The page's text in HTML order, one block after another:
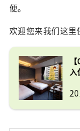
便。
欢迎您来我们这里
入